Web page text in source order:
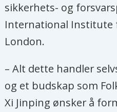
sikkerhets- og
International Institute
London.
– Alt dette handler
og et budskap som
Xi Jinping ønsker å